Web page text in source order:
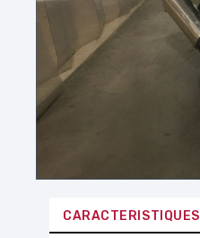
CARACTERISTIQUES